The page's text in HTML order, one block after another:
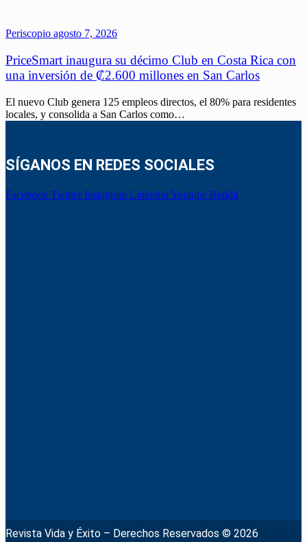
Periscopio agosto 7, 2026
PriceSmart inaugura su décimo Club en Costa Rica con
una inversión de ₡2.600 millones en San Carlos
El nuevo Club genera 125 empleos directos, el 80% para residentes
locales, y consolida a San Carlos como…
SÍGANOS EN REDES SOCIALES
Facebook Twitter Instagram Linkedin Youtube Reddit
Revista Vida y Éxito – Derechos Reservados © 2026